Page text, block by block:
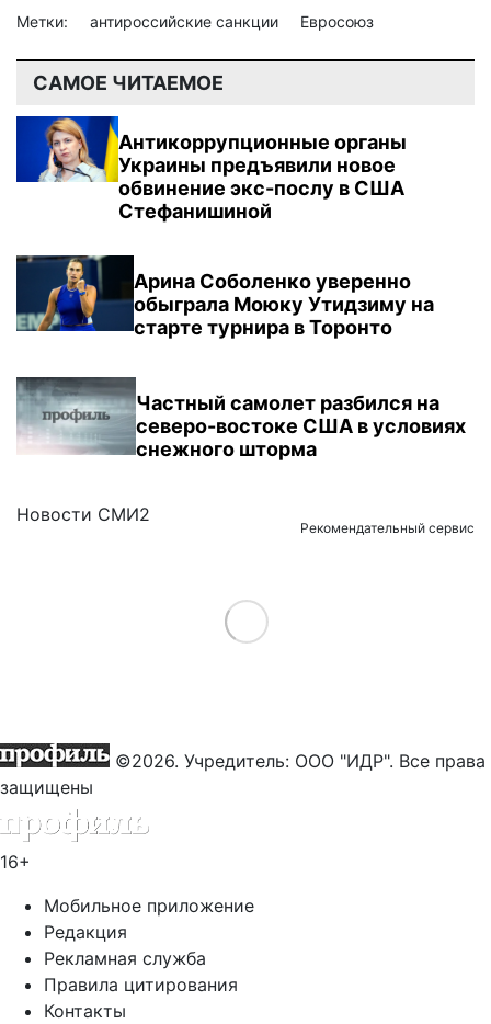
Метки: антироссийские санкции Евросоюз
САМОЕ ЧИТАЕМОЕ
Антикоррупционные органы
Украины предъявили новое
обвинение экс-послу в США
Стефанишиной
Арина Соболенко уверенно
обыграла Моюку Утидзиму на
старте турнира в Торонто
Частный самолет разбился на
северо-востоке США в условиях
снежного шторма
Новости СМИ2
Рекомендательный сервис
Load More
©2026. Учредитель: ООО "ИДР". Все права
защищены
16+
Мобильное приложение
Редакция
Рекламная служба
Правила цитирования
Контакты